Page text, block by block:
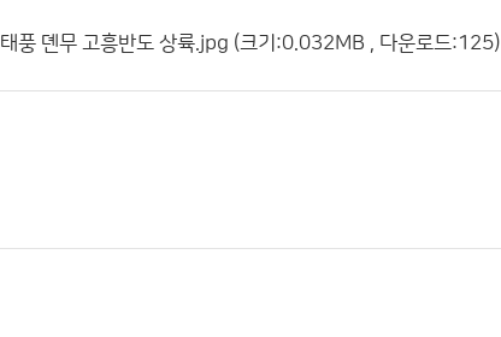
태풍 뎬무 고흥반도 상륙.jpg (크기:0.032MB , 다운로드:125)